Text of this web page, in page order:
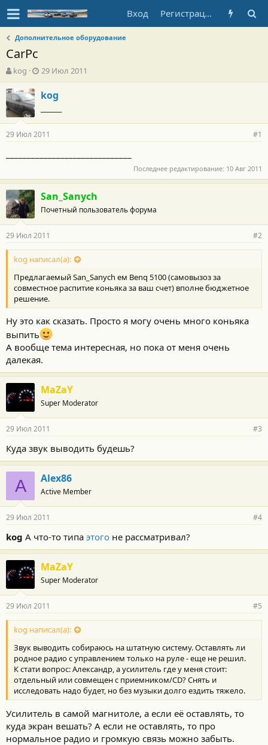
Вход Регистрация
Дополнительное оборудование
CarPc
А
в
т
о
р
т
е
м
ы
kog
Д
а
т
а
н
а
ч
а
л
29 Июл 2011
kog
29 Июл 2011 #1
Последнее редактирование: 10 Авг 2011
San_Sanych
Почетный пользователь форума
29 Июл 2011 #2
kog написал(а):
Предлагаемый San_Sanych ем Benq 5100 (самовызоз за
совместное распитие коньяка за ваш счет) вполне бюджетное
решение.
Ну это как сказать. Просто я могу очень много коньяка
выпить
А вообще тема интересная, но пока от меня очень
далекая.
MaZaY
Super Moderator
29 Июл 2011 #3
Куда звук выводить будешь?
A Alex86
Active Member
29 Июл 2011 #4
kog А что-то типа этого не рассматривал?
MaZaY
Super Moderator
29 Июл 2011 #5
kog написал(а):
Звук выводить собираюсь на штатную систему. Оставлять ли
родное радио с управлением только на руле - еще не решил.
К стати вопрос: Александр, а усилитель где у меня стоит:
отдельный или совмещен с приемником/CD? Снять и
исследовать надо будет, но без музыки долго ездить тяжело.
Усилитель в самой магнитоле, а если её оставлять, то
куда экран вешать? А если не оставлять, то про
нормальное радио и громкую связь можно забыть.